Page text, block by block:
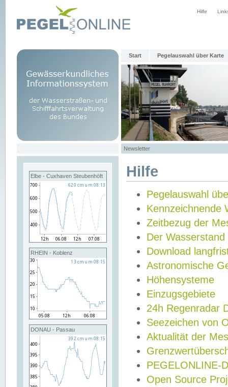
Hilfe
Start Pegelauswahl über Karte
Newsletter
Elbe - Cuxhaven Steubenhöft
RHEIN - Koblenz
DONAU - Passau
Hilfe
Pegelauswahl
Kennzeichnende
Zeitbezug der
Der Wasserstand
Download
Astronomische
Höhensysteme
Einzugsgebiete
24h Regenradar
Seezeichen von
Aktualität der
PEGELONLINE-
Open Source